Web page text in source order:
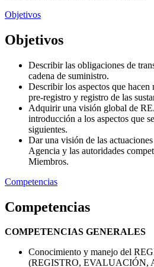
Objetivos
Objetivos
Describir las obligaciones de
cadena de suministro.
Describir los aspectos que hacen
pre-registro y registro de las
Adquirir una visión global de
introducción a los aspectos que
siguientes.
Dar una visión de las
Agencia y las autoridades
Miembros.
Competencias
Competencias
COMPETENCIAS GENERALES
Conocimiento y manejo del
(REGISTRO, EVALUACIÓN,